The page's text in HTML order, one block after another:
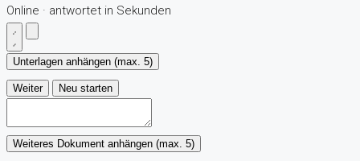
Online · antwortet in Sekunden
Unterlagen anhängen (max. 5)
Weiter Neu starten
Weiteres Dokument anhängen (max. 5)